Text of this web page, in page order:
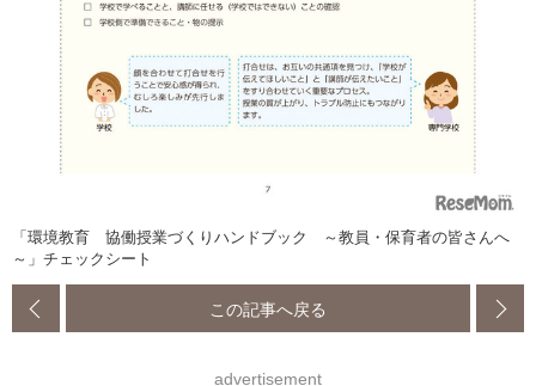
「環境教育 協働授業づくりハンドブック ～教員・保育者の皆さんへ
～」チェックシート
この記事へ戻る
advertisement